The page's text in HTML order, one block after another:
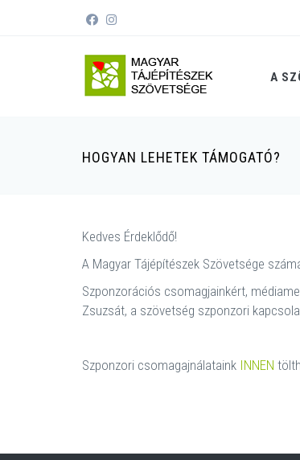
A
HOGYAN LEHETEK TÁMOGATÓ?
Kedves Érdeklődő!
A Magyar Tájépítészek Szövetsége
Szponzorációs csomagjainkért,
Zsuzsát, a szövetség szponzori
Szponzori csomagajnálataink INNEN